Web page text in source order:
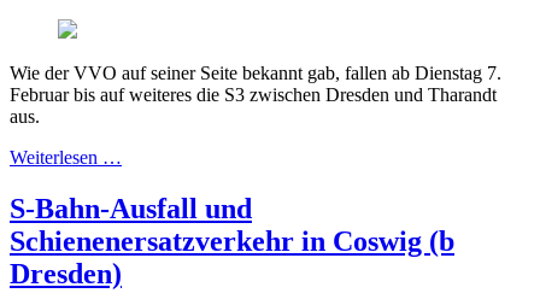
Wie der VVO auf seiner Seite bekannt gab, fallen ab Dienstag 7.
Februar bis auf weiteres die S3 zwischen Dresden und Tharandt
aus.
Weiterlesen …
S-Bahn-Ausfall und
Schienenersatzverkehr in Coswig (b
Dresden)